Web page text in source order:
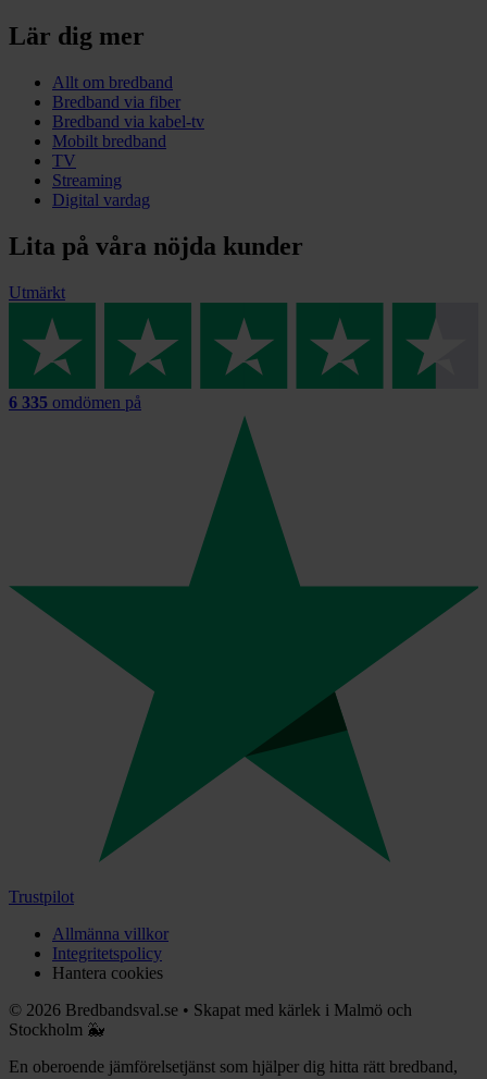
Lär dig mer
Allt om bredband
Bredband via fiber
Bredband via kabel-tv
Mobilt bredband
TV
Streaming
Digital vardag
Lita på våra nöjda kunder
Utmärkt
6 335 omdömen på
Trustpilot
Allmänna villkor
Integritetspolicy
Hantera cookies
© 2026 Bredbandsval.se • Skapat med kärlek i Malmö och
Stockholm 🐳
En oberoende jämförelsetjänst som hjälper dig hitta rätt bredband,